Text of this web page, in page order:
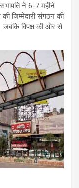
ने 6-7 महीने
जिम्मेदारी संगठन की
जबकि विपक्ष की ओर से